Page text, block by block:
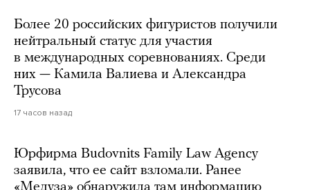
Более 20 российских фигуристов получили
нейтральный статус для участия
в международных соревнованиях. Среди
них — Камила Валиева и Александра
Трусова
17 часов назад
Юрфирма Budovnits Family Law Agency
заявила, что ее сайт взломали. Ранее
«Медуза» обнаружила там информацию